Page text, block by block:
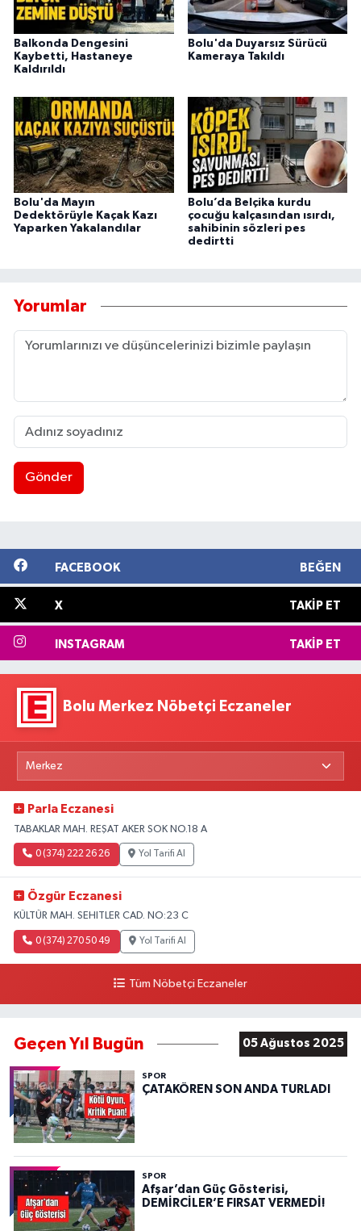
Balkonda Dengesini
Kaybetti, Hastaneye
Kaldırıldı
Bolu'da Duyarsız Sürücü
Kameraya Takıldı
Bolu'da Mayın
Dedektörüyle Kaçak Kazı
Yaparken Yakalandılar
Bolu’da Belçika kurdu
çocuğu kalçasından ısırdı,
sahibinin sözleri pes
dedirtti
Yorumlar
Gönder
FACEBOOK BEĞEN
X TAKIP ET
INSTAGRAM TAKIP ET
Bolu Merkez Nöbetçi Eczaneler
Parla Eczanesi
TABAKLAR MAH. REŞAT AKER SOK NO.18 A
0 (374) 222 26 26 Yol Tarifi Al
Özgür Eczanesi
KÜLTÜR MAH. SEHITLER CAD. NO:23 C
0 (374) 270 50 49 Yol Tarifi Al
Tüm Nöbetçi Eczaneler
Geçen Yıl Bugün 05 Ağustos 2025
SPOR
ÇATAKÖREN SON ANDA TURLADI
SPOR
Afşar’dan Güç Gösterisi,
DEMİRCİLER’E FIRSAT VERMEDİ!